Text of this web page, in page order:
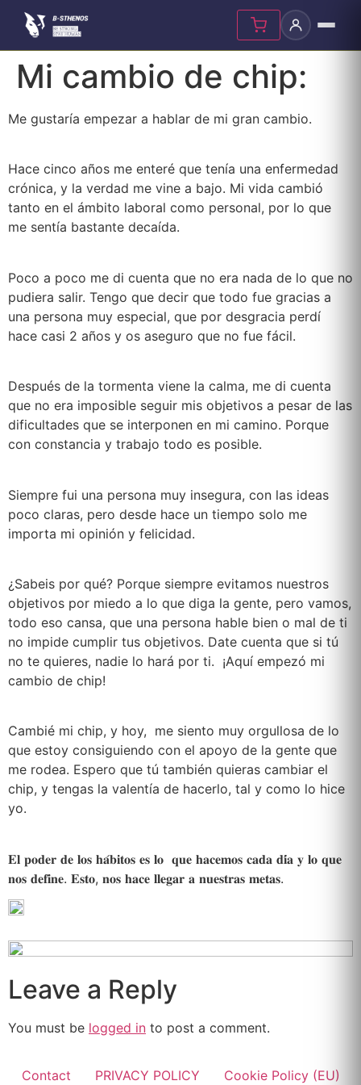
Mi cambio de chip:
Me gustaría empezar a hablar de mi gran cambio.
Hace cinco años me enteré que tenía una enfermedad
crónica, y la verdad me vine a bajo. Mi vida cambió
tanto en el ámbito laboral como personal, por lo que
me sentía bastante decaída.
Poco a poco me di cuenta que no era nada de lo que no
pudiera salir. Tengo que decir que todo fue gracias a
una persona muy especial, que por desgracia perdí
hace casi 2 años y os aseguro que no fue fácil.
Después de la tormenta viene la calma, me di cuenta
que no era imposible seguir mis objetivos a pesar de las
dificultades que se interponen en mi camino. Porque
con constancia y trabajo todo es posible.
Siempre fui una persona muy insegura, con las ideas
poco claras, pero desde hace un tiempo solo me
importa mi opinión y felicidad.
¿Sabeis por qué? Porque siempre evitamos nuestros
objetivos por miedo a lo que diga la gente, pero vamos,
todo eso cansa, que una persona hable bien o mal de ti
no impide cumplir tus objetivos. Date cuenta que si tú
no te quieres, nadie lo hará por ti. ¡Aquí empezó mi
cambio de chip!
Cambié mi chip, y hoy, me siento muy orgullosa de lo
que estoy consiguiendo con el apoyo de la gente que
me rodea. Espero que tú también quieras cambiar el
chip, y tengas la valentía de hacerlo, tal y como lo hice
yo.
𝐄𝐥 𝐩𝐨𝐝𝐞𝐫 𝐝𝐞 𝐥𝐨𝐬 𝐡𝐚́𝐛𝐢𝐭𝐨𝐬 𝐞𝐬 𝐥𝐨 𝐪𝐮𝐞 𝐡𝐚𝐜𝐞𝐦𝐨𝐬 𝐜𝐚𝐝𝐚 𝐝𝐢́𝐚 𝐲 𝐥𝐨 𝐪𝐮𝐞
𝐧𝐨𝐬 𝐝𝐞𝐟𝐢𝐧𝐞. 𝐄𝐬𝐭𝐨, 𝐧𝐨𝐬 𝐡𝐚𝐜𝐞 𝐥𝐥𝐞𝐠𝐚𝐫 𝐚 𝐧𝐮𝐞𝐬𝐭𝐫𝐚𝐬 𝐦𝐞𝐭𝐚𝐬.
Leave a Reply
You must be logged in to post a comment.
Contact PRIVACY POLICY Cookie Policy (EU)